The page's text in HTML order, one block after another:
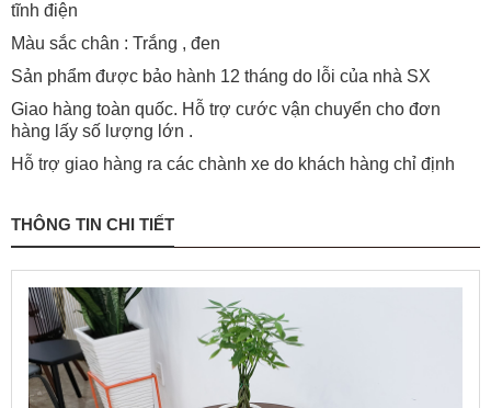
tĩnh điện
Màu sắc chân : Trắng , đen
Sản phẩm được bảo hành 12 tháng do lỗi của nhà SX
Giao hàng toàn quốc. Hỗ trợ cước vận chuyển cho đơn
hàng lấy số lượng lớn .
Hỗ trợ giao hàng ra các chành xe do khách hàng chỉ định
THÔNG TIN CHI TIẾT